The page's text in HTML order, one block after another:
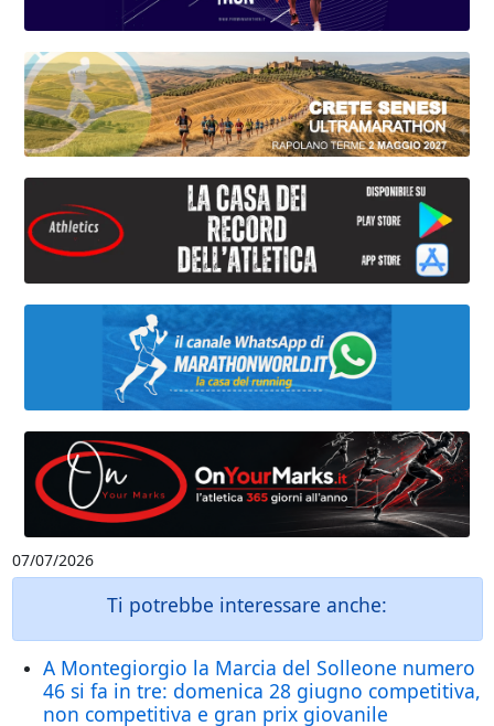
07/07/2026
Ti potrebbe interessare anche:
A Montegiorgio la Marcia del Solleone numero
46 si fa in tre: domenica 28 giugno competitiva,
non competitiva e gran prix giovanile